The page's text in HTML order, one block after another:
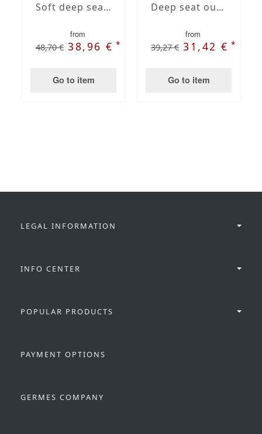
Soft deep seat outdoor back cushions
from
48,70 € 38,96 €*
Go to item
Deep seat outdoor back cushions
from
39,27 € 31,42 €*
Go to item
LEGAL INFORMATION
INFO CENTER
POPULAR PRODUCTS
PAYMENT OPTIONS
GERMES COMPANY